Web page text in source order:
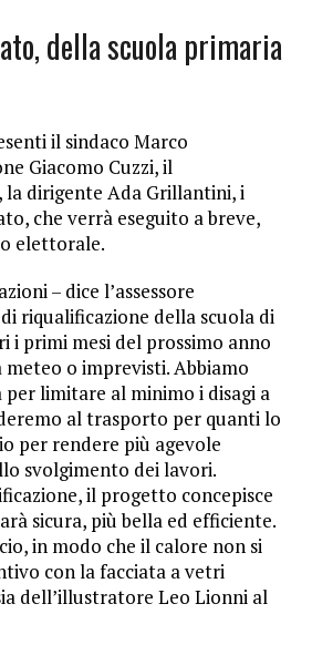
della scuola primaria
il sindaco Marco
Giacomo Cuzzi, il
la dirigente Ada Grillantini, i
che verrà eseguito a breve,
elettorale.
– dice l’assessore
riqualificazione della scuola di
i primi mesi del prossimo anno
o imprevisti. Abbiamo
limitare al minimo i disagi a
al trasporto per quanti lo
per rendere più agevole
svolgimento dei lavori.
il progetto concepisce
sicura, più bella ed efficiente.
in modo che il calore non si
con la facciata a vetri
dell’illustratore Leo Lionni al